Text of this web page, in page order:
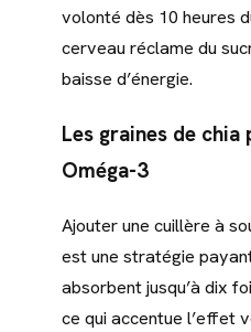
volonté dès 10 heures
cerveau réclame du
baisse d’énergie.
Les graines de chia
Oméga-3
Ajouter une cuillère à
est une stratégie
absorbent jusqu’à dix
ce qui accentue l’effet